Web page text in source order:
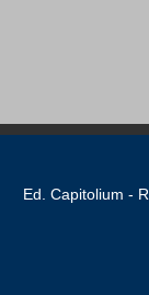
Ed. Capitolium -